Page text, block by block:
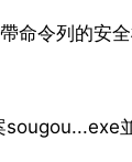
命令列的安